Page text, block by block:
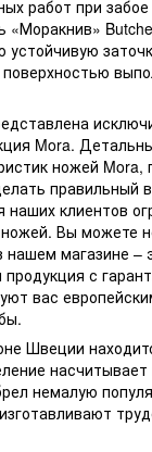
работ при забое
«Моракнив»
Mora.
ножей Mora,
правильный
клиентов
Вы можете
магазине –
с
вас
Швеции
немалую